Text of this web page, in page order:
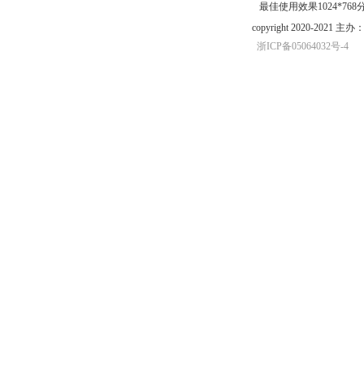
最佳使用效果1024*768
copyright 2020-2021 主
浙ICP备05064032号-4